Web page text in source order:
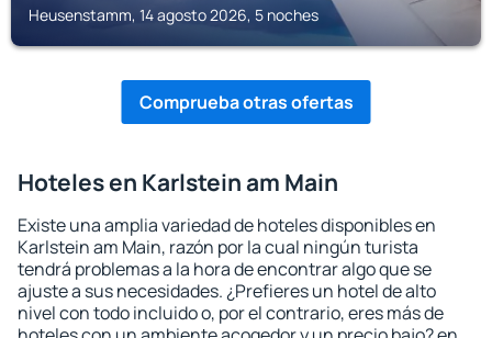
Heusenstamm, 14 agosto 2026, 5 noches
Comprueba otras ofertas
Hoteles en Karlstein am Main
Existe una amplia variedad de hoteles disponibles en
Karlstein am Main, razón por la cual ningún turista
tendrá problemas a la hora de encontrar algo que se
ajuste a sus necesidades. ¿Prefieres un hotel de alto
nivel con todo incluido o, por el contrario, eres más de